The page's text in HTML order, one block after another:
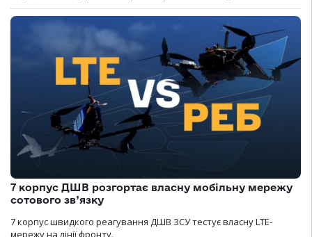
7 корпус ДШВ розгортає власну мобільну мережу
сотового зв’язку
7 корпус швидкого реагування ДШВ ЗСУ тестує власну LTE-